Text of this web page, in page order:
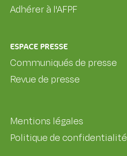
Adhérer à l'AFPF
ESPACE PRESSE
Communiqués de presse
Revue de presse
Mentions légales
Politique de confidentialité